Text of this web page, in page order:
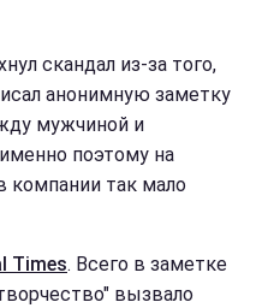
скандал из-за того,
анонимную заметку
мужчиной и
поэтому на
компании так мало
Times. Всего в заметке
вызвало